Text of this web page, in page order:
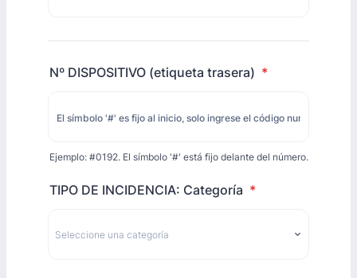
Nº DISPOSITIVO (etiqueta trasera) *
Ejemplo: #0192. El símbolo '#' está fijo delante del número.
TIPO DE INCIDENCIA: Categoría *